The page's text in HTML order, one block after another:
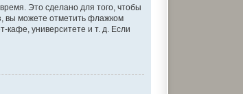
Это сделано для того, чтобы
вы можете отметить флажком
университете и т. д. Если